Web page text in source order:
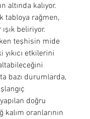
altında kalıyor.
tabloya rağmen,
beliriyor.
teşhisin mide
etkilerini
bazı durumlarda,
doğru
oranlarının